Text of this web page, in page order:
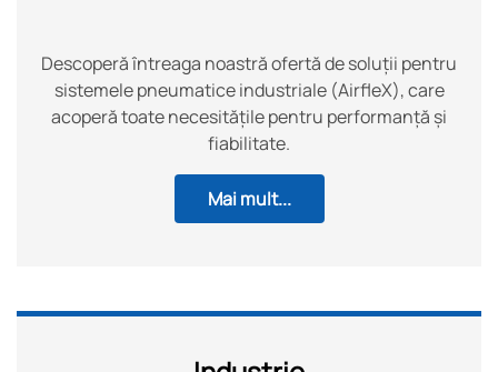
Descoperă întreaga noastră ofertă de soluții pentru
sistemele pneumatice industriale (AirfleX), care
acoperă toate necesitățile pentru performanță și
fiabilitate.
Mai mult...